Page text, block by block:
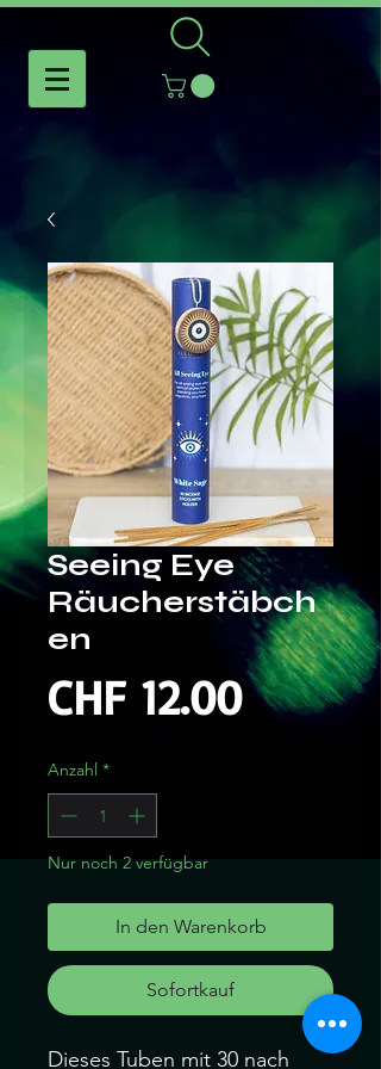
Seeing Eye
Räucherstäbch
en
CHF 12.00Preis
Anzahl *
Nur noch 2 verfügbar
In den Warenkorb
Sofortkauf
Dieses Tuben mit 30 nach